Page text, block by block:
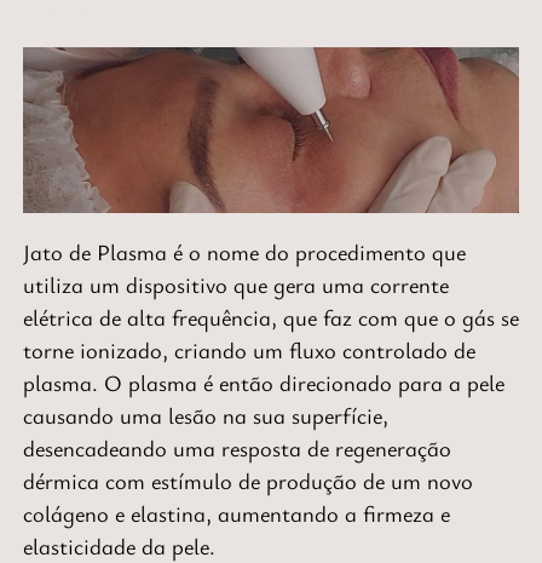
Jato de Plasma é o nome do procedimento que
utiliza um dispositivo que gera uma corrente
elétrica de alta frequência, que faz com que o gás se
torne ionizado, criando um fluxo controlado de
plasma. O plasma é então direcionado para a pele
causando uma lesão na sua superfície,
desencadeando uma resposta de regeneração
dérmica com estímulo de produção de um novo
colágeno e elastina, aumentando a firmeza e
elasticidade da pele.